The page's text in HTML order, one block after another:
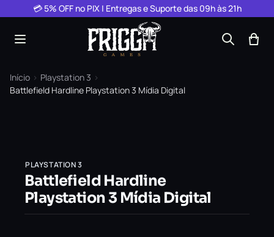
Pular para o conteúdo
💳 5% OFF no PIX | Entregas e Suporte das 09h às 21h
Início › Playstation 3 ›
Battlefield Hardline Playstation 3 Mídia Digital
PLAYSTATION 3
Battlefield Hardline
Playstation 3 Mídia Digital